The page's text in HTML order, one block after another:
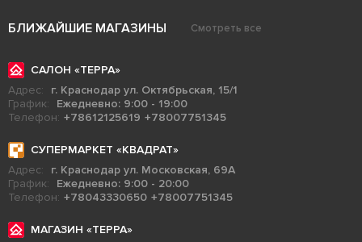
БЛИЖАЙШИЕ МАГАЗИНЫ Смотреть все
САЛОН «ТЕРРА»
Адрес:
г. Краснодар ул. Октябрьская, 15/1
График:
Ежедневно: 9:00 - 19:00
Телефон: +78612125619 +78007751345
СУПЕРМАРКЕТ «КВАДРАТ»
Адрес:
г. Краснодар ул. Московская, 69А
График:
Ежедневно: 9:00 - 20:00
Телефон: +78043330650 +78007751345
МАГАЗИН «ТЕРРА»